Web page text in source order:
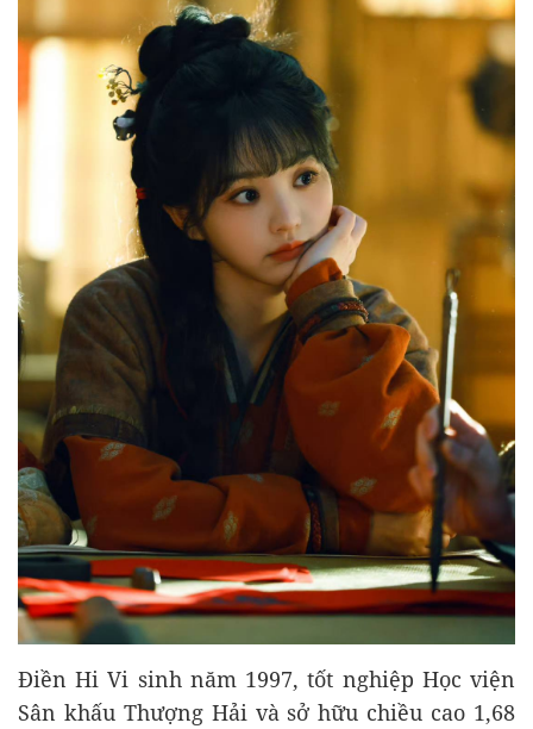
Điền Hi Vi sinh năm 1997, tốt nghiệp Học viện
Sân khấu Thượng Hải và sở hữu chiều cao 1,68